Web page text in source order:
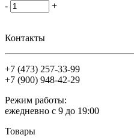
-
+
Контакты
+7 (473) 257-33-99
+7 (900) 948-42-29
Режим работы:
ежедневно с 9 до 19:00
Товары